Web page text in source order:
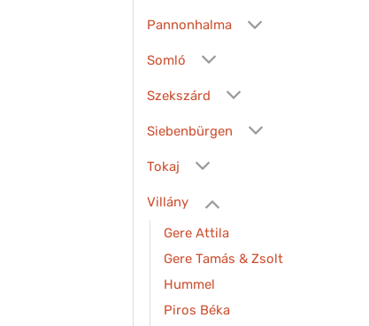
Pannonhalma
Somló
Szekszárd
Siebenbürgen
Tokaj
Villány
Gere Attila
Gere Tamás & Zsolt
Hummel
Piros Béka